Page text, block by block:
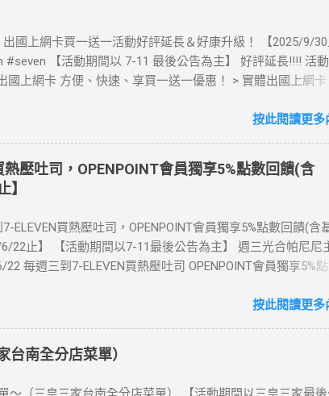
國上網卡買一送一活動好評延長＆好康升級！ 【2025/9/
#seven 【活動期間以 7-11 最後公告為主】 好評延長!!!! 活
國上網卡 方便、快速、享買一送一優惠！ > 實體出國上網
錄】 ) > eSIM出國上網卡：好康升級！購買eSIM「吃到飽」
買上網卡啦～快跟你要出國的朋友說～速速來超商買省錢又
優惠看這邊 【點我看好康優惠】 ·eSIM ibon 購買教學 【點
網首選，速度穩定，落地秒連上網 🌏 日、韓、東南亞、中
期 🧳 一人買兩人用，享受出國網路自由~~eSIM吃到飽買一
※注意：裝置支援型號可能因各區域販售而有差異，請自行
eSIM ●用撥號按鍵撥打「*#06#」，如出現 EID 的條碼或文
售的 iPhone手機。 【Apple】（執行 iOS 12.1 或以上版本）
系列 2.iPhone 15 3.iPhone 14 4.iPhone 13 5.iPhone 12
、iPhone XS、iPhone XR 8.iPhone SE 2、iPhone SE 3 【
、Pixel 4 XL、Pixel 4 5.Pixel 3a 【Samsung】限台灣販售
按此閱讀更多
壓吐司，OPENPOINT會員獨享5%點數回饋(含
】
ELEVEN買熱壓吐司，OPENPOINT會員獨享5%點數回饋(含
22止】 【活動期間以7-11最後公告為主】 週三光合帕尼尼
每週三到7-ELEVEN買熱壓吐司 OPENPOINT會員獨享5%
魚起司 多層丹麥吐司，熱壓後口感酥脆，搭配經典鮪魚起司
1.本優惠不得與其他優惠並行。商品數量以各門市實際可販
OPENPOINT會員需報手機號碼/出示會員條碼，或以已綁定
按此閱讀更多
台南全分店菜單）